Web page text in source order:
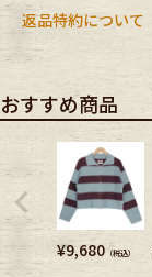
返品特約について
おすすめ商品
¥9,680 （税込）